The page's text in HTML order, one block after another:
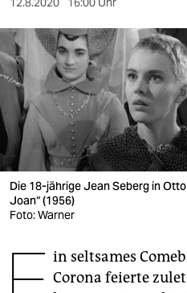
nord
wahrheit
verlag
verlag
veranstaltungen
shop
fragen & hilfe
Die 18-jährige Jean Seberg in
Joan“ (1956)
Foto: Warner
in seltsames
Corona feierte